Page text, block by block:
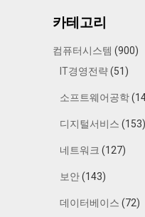
카테고리
컴퓨터시스템 (900)
IT경영전략(51)
소프트웨어공학
디지털서비스 (153)
네트워크 (127)
보안(143)
데이터베이스 (72)